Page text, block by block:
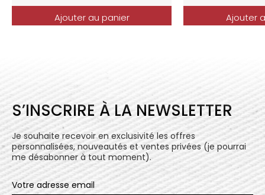
Ajouter au panier Ajouter
S’INSCRIRE À LA NEWSLETTER
Je souhaite recevoir en exclusivité les offres
personnalisées, nouveautés et ventes privées (je pourrai
me désabonner à tout moment).